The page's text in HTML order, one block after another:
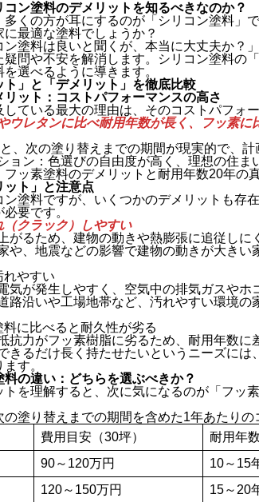
ン塗料のデメリットを知るべきなのか？
くの方が耳にするのが「シリコン塗料」
最適な塗料でしょうか？
ン塗料は良いと聞くが、本当に大丈夫か？
問や不安を解消します。シリコン塗料の
選べるように導きます。
」と「デメリット」を徹底比較
ット：コストパフォーマンスの高さ
ている最大の理由は、そのコストパフォ
ウレタンに比べ耐用年数が長く、フッ素
、次の塗り替えまでの期間が現実的で、計
ョン：色選びの自由度が高く、理想の住ま
ッ素塗料のデメリットと耐用年数20年の
ット」と注意点
ン塗料ですが、いくつかのデメリットも存
要です。
（クラック）しやすい
がるため、建物の動きや熱膨張に追従しに
や、地震などの影響で建物の動きが大きい
れやすい
気が発生しやすく、空気中の排気ガスやホ
路沿いや工場地帯など、汚れやすい環境
に比べると耐久性が劣る
抗力がフッ素樹脂に劣るため、耐用年数に
きるだけ長く持たせたいというニーズに
す。
の違い：どちらを選ぶべきか？
を理解すると、次に気になるのが「フッ
塗り替えまでの期間を含めた1年あたりの
費用目安（30坪） 耐用年数
90～120万円 10～15
120～150万円 15～20